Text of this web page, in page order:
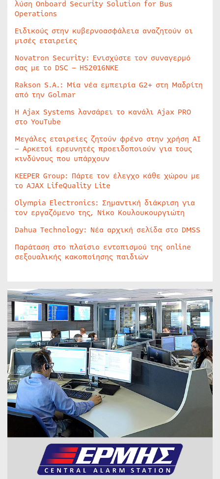
λύση Onboard Security Solution for Bus
Operations
Ειδικούς στην κυβερνοασφάλεια αναζητούν οι
μισές εταιρείες
Novatron Security: Ενισχύστε τον συναγερμό
σας με το DSC – HS2016NKE
Rakson S.A.: Μία νέα εμπειρία G2+ στη Μαδρίτη
από την Golmar
Η Ajax Systems λανσάρει το κανάλι Ajax PRO
στο YouTube
Μεγάλες εταιρείες ζητούν φρένο στην χρήση AI
– Αρκετοί ερευνητές προειδοποιούν για τους
κινδύνους που υπάρχουν
KEEPER Group: Πάρτε τον έλεγχο κάθε χώρου με
το AJAX LifeQuality Lite
Olympia Electronics: Σημαντική διάκριση για
τον εργαζόμενο της, Νίκο Κουλουκουργιώτη
Dahua Technology: Νέα αρχική σελίδα στο DMSS
Παράταση στο πλαίσιο εντοπισμού της online
σεξουαλικής κακοποίησης παιδιών